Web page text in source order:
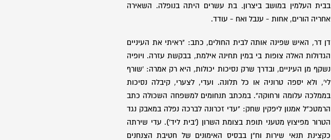
בבית העלמין במושב ביצרון. בת עשרים היתה בנופלה. השאירה
אחריה הורים, אחות - ענבל ואח - עודד.
דן דר, האיש שפינה אותה לבית החולים, כתב: "ראיתי את העיניים
הגדולות האלה צופות בי במין תחינה אילמת, בבקשת עזרה. ויופיה
נשקף מן העיניים, ובדרך שרק נסיכות יכולות, היא רק אמרה: 'שורף
לי', ולא יספה טרוניה או כל תלונה. ועדי, לצערי, קיבלה נסיכות
בממלכה עלומה ורחוקה". במכתב תנחומים למשפחה השכולה כתב
הרמטכ"ל אמנון ליפקין שחק: "עדי זכרונה לברכה נפלה במאבק נגד
הטרור מפיצוץ מטעני תופת בצומת השרון ('בית ליד'). עדי שירתה
כקצינת תנאי שירות וח"ן בבסיס האימונים של חטיבת הצנחנים